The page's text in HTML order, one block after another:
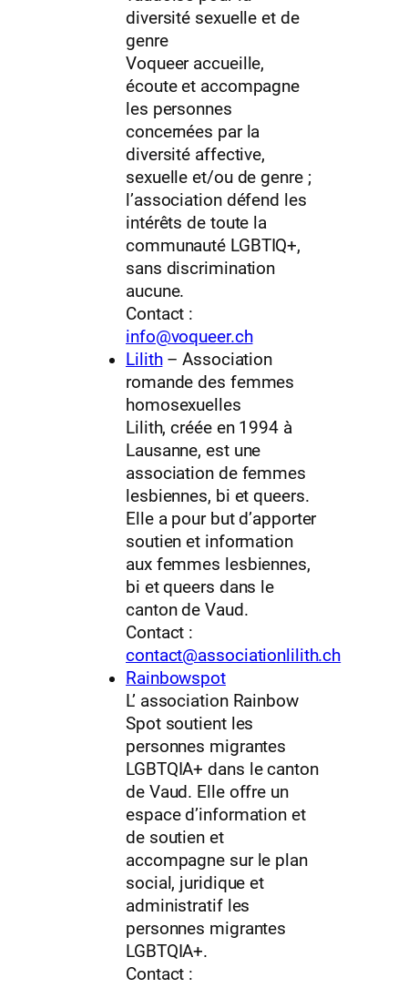
diversité sexuelle et de
genre
Voqueer accueille,
écoute et accompagne
les personnes
concernées par la
diversité affective,
sexuelle et/ou de genre ;
l’association défend les
intérêts de toute la
communauté LGBTIQ+,
sans discrimination
aucune.
Contact :
info@voqueer.ch
Lilith– Association
romande des femmes
homosexuelles
Lilith, créée en 1994 à
Lausanne, est une
association de femmes
lesbiennes, bi et queers.
Elle a pour but d’apporter
soutien et information
aux femmes lesbiennes,
bi et queers dans le
canton de Vaud.
Contact :
contact@associationlilith.ch
Rainbowspot
L’ association Rainbow
Spot soutient les
personnes migrantes
LGBTQIA+ dans le canton
de Vaud. Elle offre un
espace d’information et
de soutien et
accompagne sur le plan
social, juridique et
administratif les
personnes migrantes
LGBTQIA+.
Contact :